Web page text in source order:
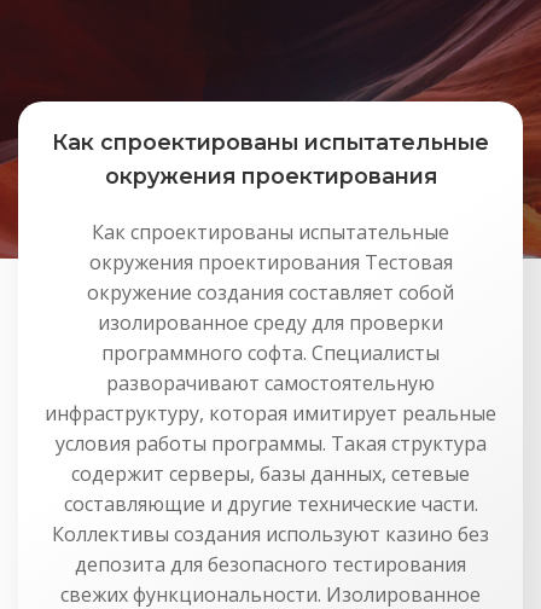
Как спроектированы испытательные
окружения проектирования
Как спроектированы испытательные
окружения проектирования Тестовая
окружение создания составляет собой
изолированное среду для проверки
программного софта. Специалисты
разворачивают самостоятельную
инфраструктуру, которая имитирует реальные
условия работы программы. Такая структура
содержит серверы, базы данных, сетевые
составляющие и другие технические части.
Коллективы создания используют казино без
депозита для безопасного тестирования
свежих функциональности. Изолированное